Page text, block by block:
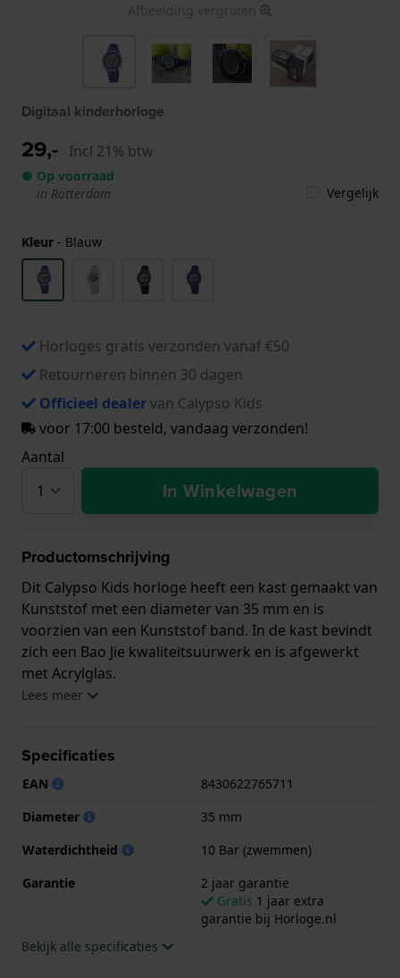
Afbeelding vergroten
Digitaal kinderhorloge
29,- Incl 21% btw
● Op voorraad
in Rotterdam
Vergelijk
Kleur - Blauw
Horloges gratis verzonden vanaf €50
Retourneren binnen 30 dagen
Officieel dealervan Calypso Kids
voor 17:00 besteld, vandaag verzonden!
Aantal
In Winkelwagen
Productomschrijving
Dit Calypso Kids horloge heeft een kast gemaakt van
Kunststof met een diameter van 35 mm en is
voorzien van een Kunststof band. In de kast bevindt
zich een Bao Jie kwaliteitsuurwerk en is afgewerkt
met Acrylglas.
horloge geleverd met 2 jaar garantie.
Lees meer
Specificaties
EAN
8430622765711
Diameter
35 mm
Waterdichtheid
10 Bar (zwemmen)
Garantie
2 jaar garantie
Gratis 1 jaar extra
garantie bij Horloge.nl
Bekijk alle specificaties